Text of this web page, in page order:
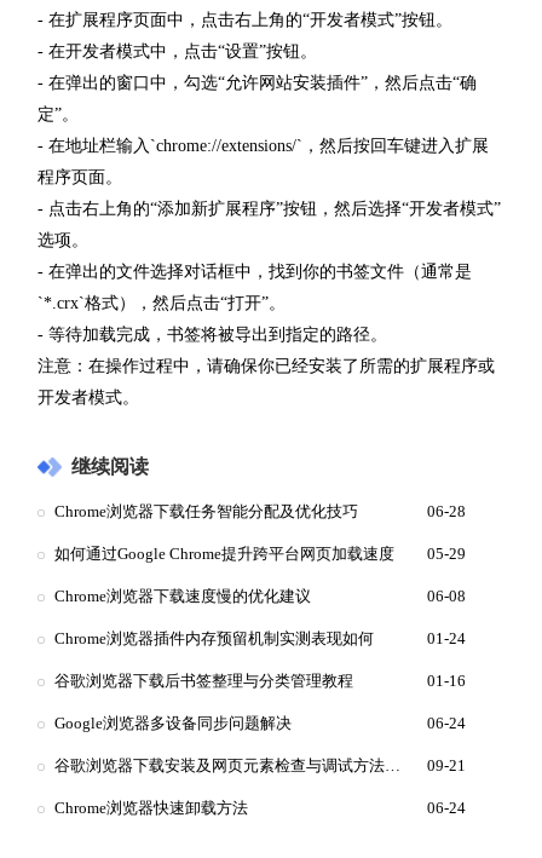
- 在扩展程序页面中，点击右上角的“开发者模式”按钮。
- 在开发者模式中，点击“设置”按钮。
- 在弹出的窗口中，勾选“允许网站安装插件”，然后点击“确
定”。
- 在地址栏输入`chrome://extensions/`，然后按回车键进入扩展
程序页面。
- 点击右上角的“添加新扩展程序”按钮，然后选择“开发者模式”
选项。
- 在弹出的文件选择对话框中，找到你的书签文件（通常是
`*.crx`格式），然后点击“打开”。
- 等待加载完成，书签将被导出到指定的路径。
注意：在操作过程中，请确保你已经安装了所需的扩展程序或
开发者模式。
继续阅读
Chrome浏览器下载任务智能分配及优化技巧 06-28
如何通过Google Chrome提升跨平台网页加载速度 05-29
Chrome浏览器下载速度慢的优化建议 06-08
Chrome浏览器插件内存预留机制实测表现如何 01-24
谷歌浏览器下载后书签整理与分类管理教程 01-16
Google浏览器多设备同步问题解决 06-24
谷歌浏览器下载安装及网页元素检查与调试方法教程 09-21
Chrome浏览器快速卸载方法 06-24